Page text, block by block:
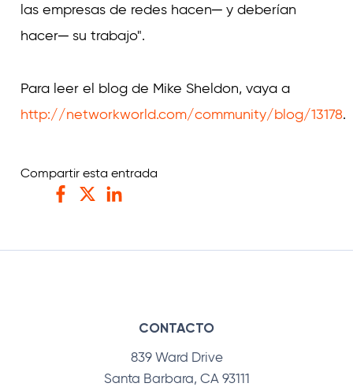
las empresas de redes hacen─ y deberían
hacer─ su trabajo".
Para leer el blog de Mike Sheldon, vaya a
http://networkworld.com/community/blog/13178.
Compartir esta entrada
CONTACTO
839 Ward Drive
Santa Barbara, CA 93111